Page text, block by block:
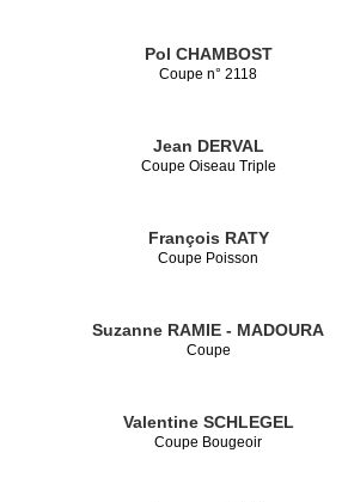
Pol CHAMBOST
Coupe n° 2118
Jean DERVAL
Coupe Oiseau Triple
François RATY
Coupe Poisson
Suzanne RAMIE - MADOURA
Coupe
Valentine SCHLEGEL
Coupe Bougeoir